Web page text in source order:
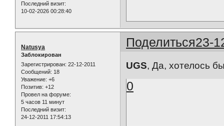
Последний визит:
10-02-2026 00:28:40
Поделиться23-
Natusya
Заблокирован
Зарегистрирован: 22-12-2011
Сообщений: 18
Уважение: +6
Позитив: +12
Провел на форуме:
5 часов 11 минут
Последний визит:
24-12-2011 17:54:13
UGS, Да, хотелось
0